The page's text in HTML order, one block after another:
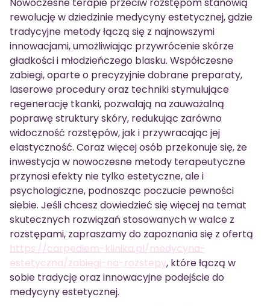
rewolucję w dziedzinie medycyny estetycznej, gdzie
tradycyjne metody łączą się z najnowszymi
innowacjami, umożliwiając przywrócenie skórze
gładkości i młodzieńczego blasku. Współczesne
zabiegi, oparte o precyzyjnie dobrane preparaty,
laserowe procedury oraz techniki stymulujące
regenerację tkanki, pozwalają na zauważalną
poprawę struktury skóry, redukując zarówno
widoczność rozstępów, jak i przywracając jej
elastyczność. Coraz więcej osób przekonuje się, że
inwestycja w nowoczesne metody terapeutyczne
przynosi efekty nie tylko estetyczne, ale i
psychologiczne, podnosząc poczucie pewności
siebie. Jeśli chcesz dowiedzieć się więcej na temat
skutecznych rozwiązań stosowanych w walce z
rozstępami, zapraszamy do zapoznania się z ofertą
https://carpediem-klinika.pl/medycyna-
estetyczna/zabiegi-na-rozstepy, które łączą w
sobie tradycję oraz innowacyjne podejście do
medycyny estetycznej.